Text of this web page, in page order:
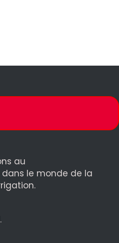
au
le monde de la